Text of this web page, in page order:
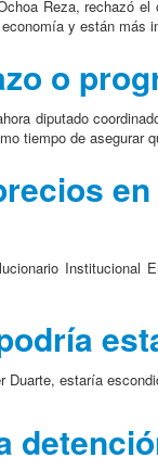
Reza, rechazó
y están más
o
diputado
tiempo de asegurar
Institucional
Duarte, estaría